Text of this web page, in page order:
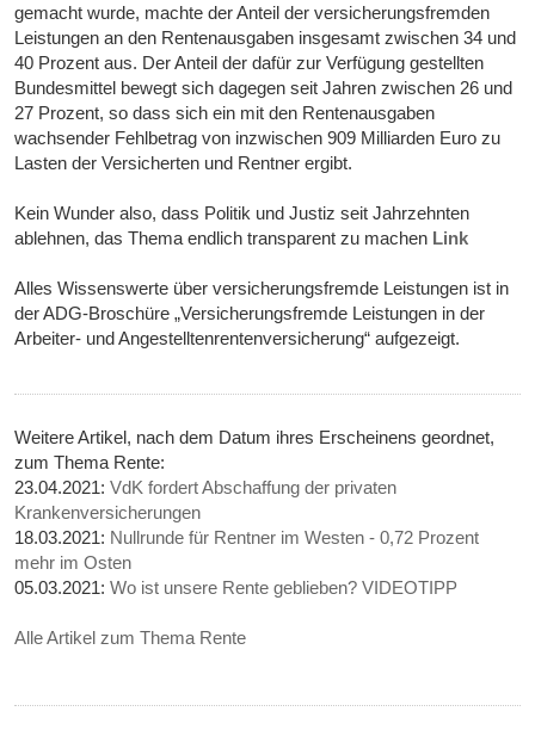
gemacht wurde, machte der Anteil der versicherungsfremden
Leistungen an den Rentenausgaben insgesamt zwischen 34 und
40 Prozent aus. Der Anteil der dafür zur Verfügung gestellten
Bundesmittel bewegt sich dagegen seit Jahren zwischen 26 und
27 Prozent, so dass sich ein mit den Rentenausgaben
wachsender Fehlbetrag von inzwischen 909 Milliarden Euro zu
Lasten der Versicherten und Rentner ergibt.
Kein Wunder also, dass Politik und Justiz seit Jahrzehnten
ablehnen, das Thema endlich transparent zu machen Link
Alles Wissenswerte über versicherungsfremde Leistungen ist in
der ADG-Broschüre „Versicherungsfremde Leistungen in der
Arbeiter- und Angestelltenrentenversicherung“ aufgezeigt.
Weitere Artikel, nach dem Datum ihres Erscheinens geordnet,
zum Thema Rente:
23.04.2021:VdK fordert Abschaffung der privaten
Krankenversicherungen
18.03.2021: Nullrunde für Rentner im Westen - 0,72 Prozent
mehr im Osten
05.03.2021:Wo ist unsere Rente geblieben? VIDEOTIPP
Alle Artikel zum Thema Rente